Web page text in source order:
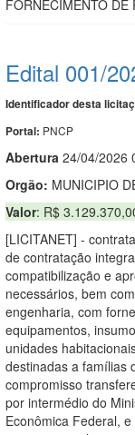
FORNECIMENTO DE
Edital 001/
Identificador desta
Portal: PNCP
Abertura 24/04/2026
Orgão: MUNICIPIO
Valor: R$
[LICITANET] -
de contratação
compatibilização e
necessários, bem
engenharia, com
equipamentos,
unidades
destinadas a famílias
compromisso
por intermédio do
Econômica Federal,